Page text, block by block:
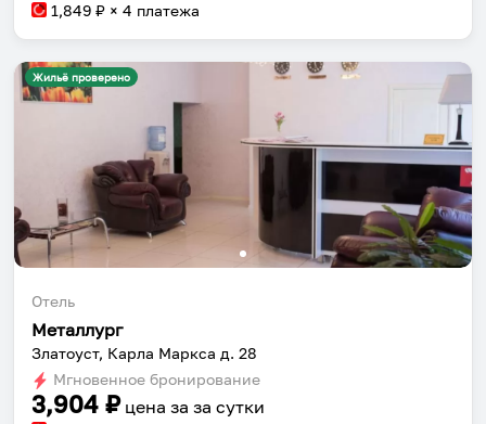
1,849 ₽ × 4 платежа
Жильё проверено
Отель
Металлург
Златоуст, Карла Маркса д. 28
Мгновенное бронирование
3,904 ₽ цена за за сутки